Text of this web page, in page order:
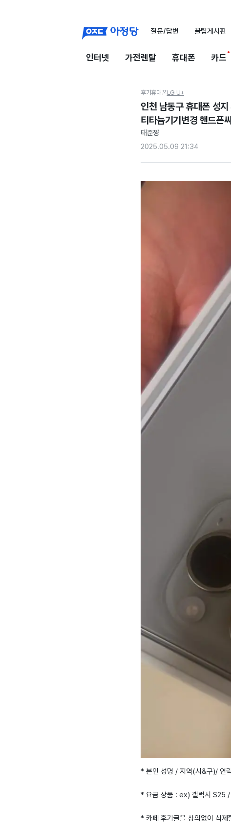
질문/답변 꿀팁게시판
인터넷 가전렌탈 휴대폰 카드
후기휴대폰LG U+
인천 남동구 휴대폰 성
티타늄기기변경 핸드폰
태준쨩
2025.05.09 21:34
* 본인 성명 / 지역(시&구)/ 연
* 요금 상품 : ex) 갤럭시 S25
* 카페 후기글을 상의없이 삭제